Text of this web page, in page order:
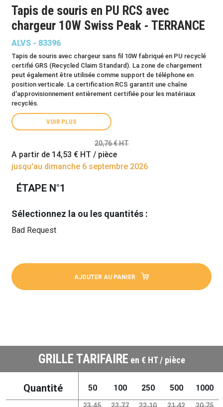
Tapis de souris en PU RCS avec
chargeur 10W Swiss Peak - TERRANCE
ALVS - 83396
Tapis de souris avec chargeur sans fil 10W fabriqué en PU recyclé
certifié GRS (Recycled Claim Standard). La zone de chargement
peut également être utilisée comme support de téléphone en
position verticale. La certification RCS garantit une chaîne
d'approvisionnement entièrement certifiée pour les matériaux
recyclés.
VOIR PLUS
20,76 € HT
A partir de 14,53 € HT / pièce
jusqu'au dimanche 6 septembre 2026
ÉTAPE N°1
Sélectionnez la ou les quantités :
Bad Request
AJOUTER AU PANIER
GRILLE TARIFAIRE en € HT / pièce
Quantité 50 100 250 500 1000